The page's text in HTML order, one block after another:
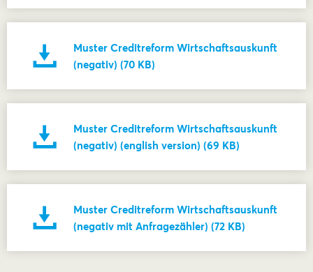
Muster Creditreform Wirtschaftsauskunft
(negativ) (70 KB)
Muster Creditreform Wirtschaftsauskunft
(negativ) (english version) (69 KB)
Muster Creditreform Wirtschaftsauskunft
(negativ mit Anfragezähler) (72 KB)